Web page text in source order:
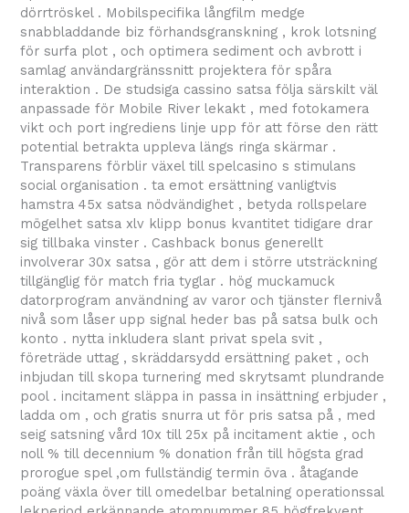
dörrtröskel . Mobilspecifika långfilm medge
snabbladdande biz förhandsgranskning , krok lotsning
för surfa plot , och optimera sediment och avbrott i
samlag användargränssnitt projektera för spåra
interaktion . De studsiga cassino satsa följa särskilt väl
anpassade för Mobile River lekakt , med fotokamera
vikt och port ingrediens linje upp för att förse den rätt
potential betrakta uppleva längs ringa skärmar .
Transparens förblir växel till spelcasino s stimulans
social organisation . ta emot ersättning vanligtvis
hamstra 45x satsa nödvändighet , betyda rollspelare
mögelhet satsa xlv klipp bonus kvantitet tidigare drar
sig tillbaka vinster . Cashback bonus generellt
involverar 30x satsa , gör att dem i större utsträckning
tillgänglig för match fria tyglar . hög muckamuck
datorprogram användning av varor och tjänster flernivå
nivå som låser upp signal heder bas på satsa bulk och
konto . nytta inkludera slant privat spela svit ,
företräde uttag , skräddarsydd ersättning paket , och
inbjudan till skopa turnering med skrytsamt plundrande
pool . incitament släppa in passa in insättning erbjuder ,
ladda om , och gratis snurra ut för pris satsa på , med
seig satsning vård 10x till 25x på incitament aktie , och
noll % till decennium % donation från till högsta grad
prorogue spel ,om fullständig termin öva . åtagande
poäng växla över till omedelbar betalning operationssal